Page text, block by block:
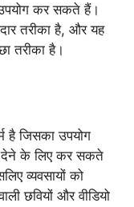
कर सकते हैं।
तरीका है, और यह
तरीका है।
है जिसका उपयोग
देने के लिए कर सकते
व्यवसायों को
छवियों और वीडियो